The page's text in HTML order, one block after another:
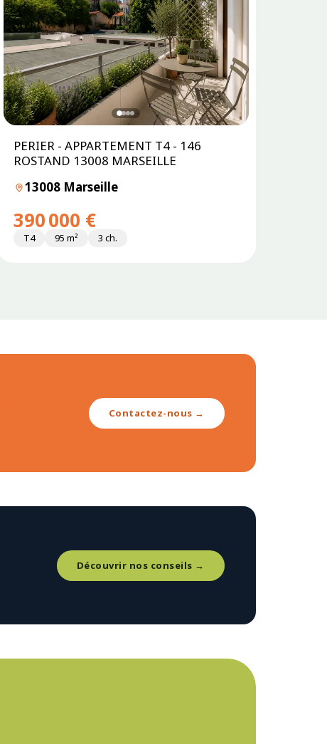
PERIER - APPARTEMENT T4 - 146
ROSTAND 13008 MARSEILLE
13008 Marseille
390 000 €
T4 95 m² 3 ch.
Contactez-nous →
Découvrir nos conseils →